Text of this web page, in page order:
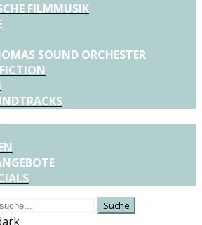
FILMMUSIK
SOUND ORCHESTER